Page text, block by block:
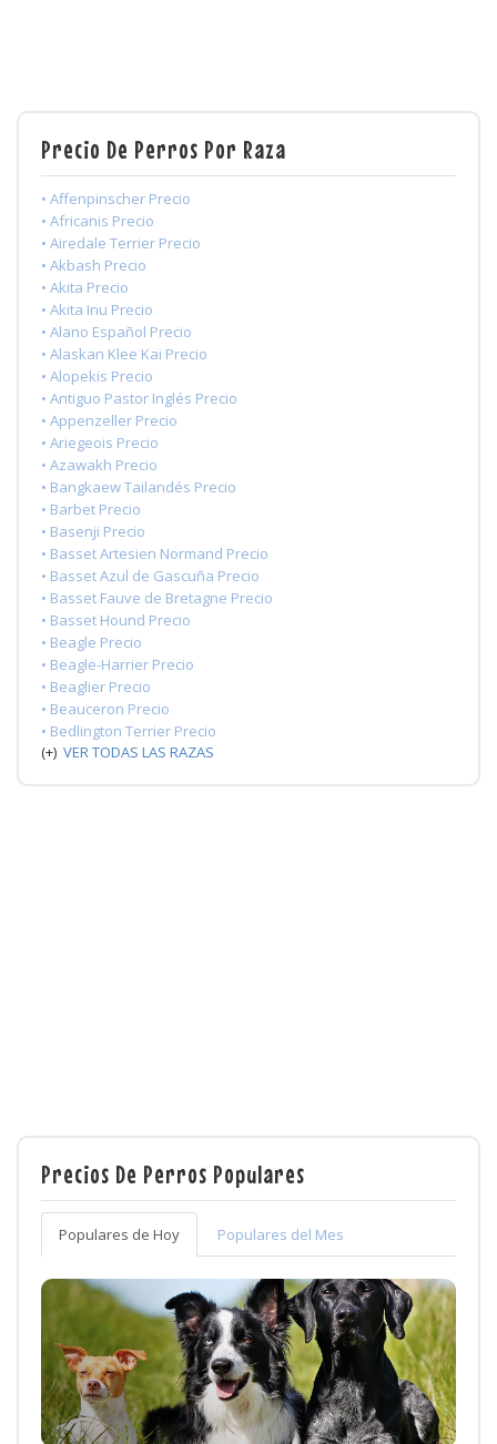
Precio De Perros Por Raza
• Affenpinscher Precio
• Africanis Precio
• Airedale Terrier Precio
• Akbash Precio
• Akita Precio
• Akita Inu Precio
• Alano Español Precio
• Alaskan Klee Kai Precio
• Alopekis Precio
• Antiguo Pastor Inglés Precio
• Appenzeller Precio
• Ariegeois Precio
• Azawakh Precio
• Bangkaew Tailandés Precio
• Barbet Precio
• Basenji Precio
• Basset Artesien Normand Precio
• Basset Azul de Gascuña Precio
• Basset Fauve de Bretagne Precio
• Basset Hound Precio
• Beagle Precio
• Beagle-Harrier Precio
• Beaglier Precio
• Beauceron Precio
• Bedlington Terrier Precio
(+) VER TODAS LAS RAZAS
Precios De Perros Populares
Populares de Hoy Populares del Mes